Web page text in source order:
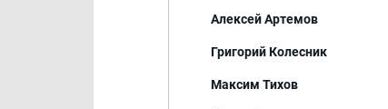
Алексей Артемов
Григорий Колесник
Максим Тихов